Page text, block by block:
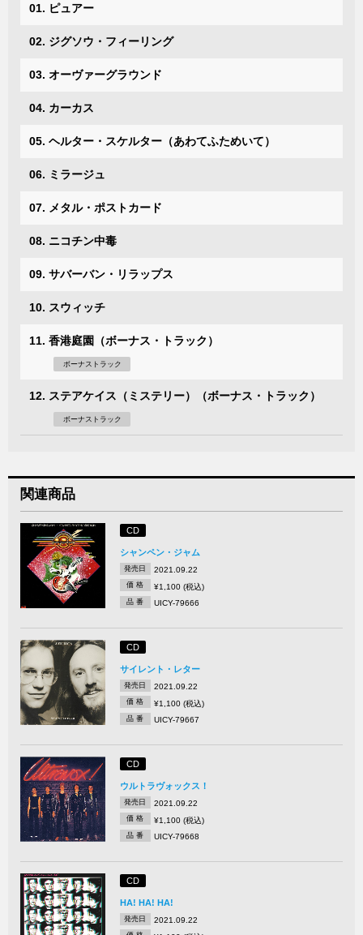
01. ピュアー
02. ジグソウ・フィーリング
03. オーヴァーグラウンド
04. カーカス
05. ヘルター・スケルター（あわてふためいて）
06. ミラージュ
07. メタル・ポストカード
08. ニコチン中毒
09. サバーバン・リラップス
10. スウィッチ
11. 香港庭園（ボーナス・トラック）
ボーナストラック
12. ステアケイス（ミステリー）（ボーナス・トラック）
ボーナストラック
関連商品
CD
シャンペン・ジャム
発売日 2021.09.22
価 格 ¥1,100 (税込)
品 番 UICY-79666
CD
サイレント・レター
発売日 2021.09.22
価 格 ¥1,100 (税込)
品 番 UICY-79667
CD
ウルトラヴォックス！
発売日 2021.09.22
価 格 ¥1,100 (税込)
品 番 UICY-79668
CD
HA! HA! HA!
発売日 2021.09.22